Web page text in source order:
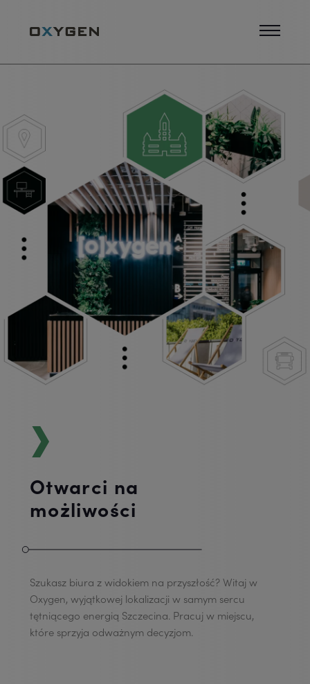
Otwarci na
możliwości
Szukasz biura z widokiem na przyszłość? Witaj w
Oxygen, wyjątkowej lokalizacji w samym sercu
tętniącego energią Szczecina. Pracuj w miejscu,
które sprzyja odważnym decyzjom.